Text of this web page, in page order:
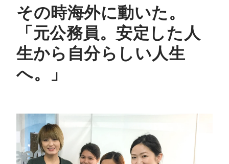
その時海外に動いた。
「元公務員。安定した人
生から自分らしい人生
へ。」